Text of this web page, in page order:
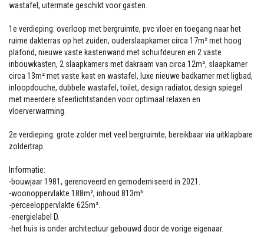
wastafel, uitermate geschikt voor gasten.
1e verdieping: overloop met bergruimte, pvc vloer en toegang naar het
ruime dakterras op het zuiden, ouderslaapkamer circa 17m² met hoog
plafond, nieuwe vaste kastenwand met schuifdeuren en 2 vaste
inbouwkasten, 2 slaapkamers met dakraam van circa 12m², slaapkamer
circa 13m² met vaste kast en wastafel, luxe nieuwe badkamer met ligbad,
inloopdouche, dubbele wastafel, toilet, design radiator, design spiegel
met meerdere sfeerlichtstanden voor optimaal relaxen en
vloerverwarming.
2e verdieping: grote zolder met veel bergruimte, bereikbaar via uitklapbare
zoldertrap.
Informatie:
-bouwjaar 1981, gerenoveerd en gemoderniseerd in 2021.
-woonoppervlakte 188m², inhoud 813m³.
-perceeloppervlakte 625m².
-energielabel D.
-het huis is onder architectuur gebouwd door de vorige eigenaar.